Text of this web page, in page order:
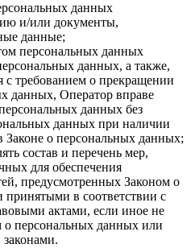
данных
и/или документы,
данные;
персональных данных
данных, а также,
с требованием о прекращении
данных, Оператор вправе
данных без
данных при наличии
Законе о персональных данных;
состав и перечень мер,
для обеспечения
предусмотренных Законом о
в соответствии с
актами, если иное не
о персональных данных или